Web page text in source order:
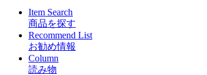
Item Search
商品を探す
Recommend List
お勧め情報
Column
読み物